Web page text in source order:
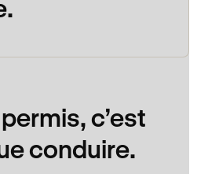
c’est
conduire.